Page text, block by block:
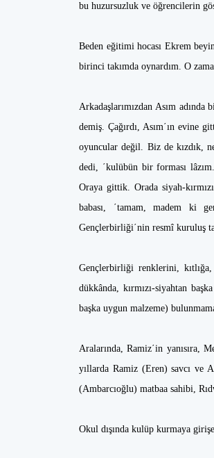
bu huzursuzluk ve öğrencilerin
Beden eğitimi hocası Ekrem
birinci takımda oynardım. O
Arkadaşlarımızdan Asım adında
demiş. Çağırdı, Asım΄ın evine
oyuncular değil. Biz de kızdık,
dedi, ΄kulübün bir forması
Oraya gittik. Orada siyah-
babası, ΄tamam, madem ki
Gençlerbirliği΄nin resmî kuruluş
Gençlerbirliği renklerini,
dükkânda, kırmızı-siyahtan
başka uygun malzeme)
Aralarında, Ramiz΄in yanısıra,
yıllarda Ramiz (Eren) savcı ve
(Ambarcıoğlu) matbaa sahibi,
Okul dışında kulüp kurmaya